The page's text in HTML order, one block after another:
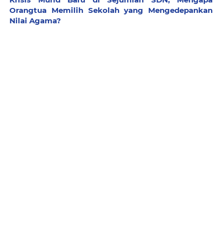
Orangtua Memilih Sekolah yang Mengedepankan
Nilai Agama?